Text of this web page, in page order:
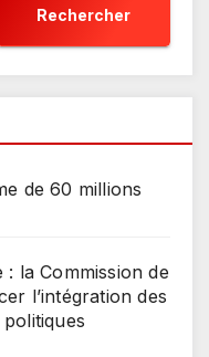
Rechercher
de 60 millions
: la Commission de
l’intégration des